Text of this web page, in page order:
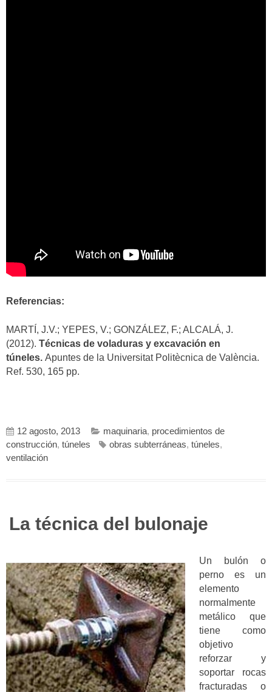
Referencias:
MARTÍ, J.V.; YEPES, V.; GONZÁLEZ, F.; ALCALÁ, J.
(2012). Técnicas de voladuras y excavación en
túneles. Apuntes de la Universitat Politècnica de València.
Ref. 530, 165 pp.
12 agosto, 2013 maquinaria, procedimientos de
construcción, túneles obras subterráneas, túneles,
ventilación
La técnica del bulonaje
Un bulón o
perno es un
elemento
normalmente
metálico que
tiene como
objetivo
reforzar y
soportar rocas
fracturadas o